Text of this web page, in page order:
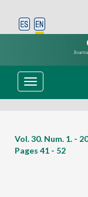
Toggle
navigation
Vol. 30. Num. 1. -
Pages 41 - 52